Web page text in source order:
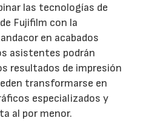
las tecnologías de
Fujifilm con la
en acabados
asistentes podrán
resultados de impresión
transformarse en
especializados y
al por menor.